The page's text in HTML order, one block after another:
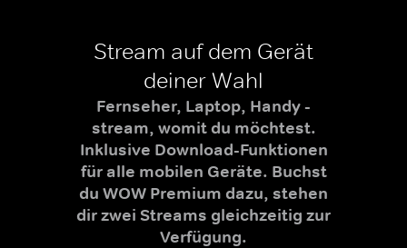
Stream auf dem Gerät
deiner Wahl
Fernseher, Laptop, Handy -
stream, womit du möchtest.
Inklusive Download-Funktionen
für alle mobilen Geräte. Buchst
du WOW Premium dazu, stehen
dir zwei Streams gleichzeitig zur
Verfügung.